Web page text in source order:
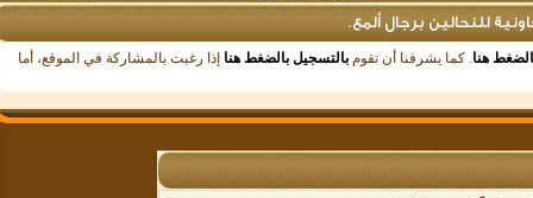
للنحالين برجال ألمع.
هنا. كما يشرفنا أن تقومبالتسجيل بالضغط هناإذا رغبت بالمشاركة في الموقع، أما